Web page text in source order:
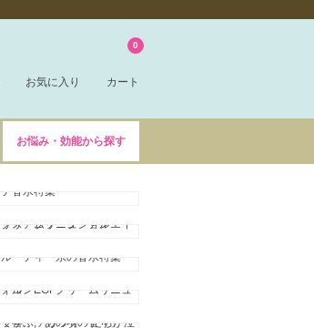
お気に入り カート
0
お悩み・効能から探す